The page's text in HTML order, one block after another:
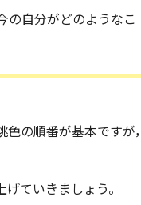
の自分がどのようなこ
の順番が基本ですが，
ていきましょう。